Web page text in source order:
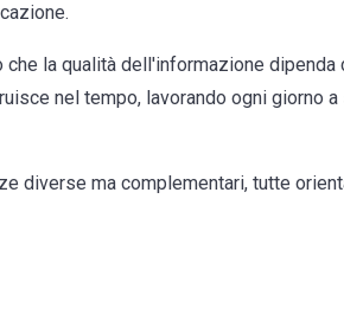
la qualità dell'informazione
nel tempo, lavorando ogni giorno
diverse ma complementari, tutte